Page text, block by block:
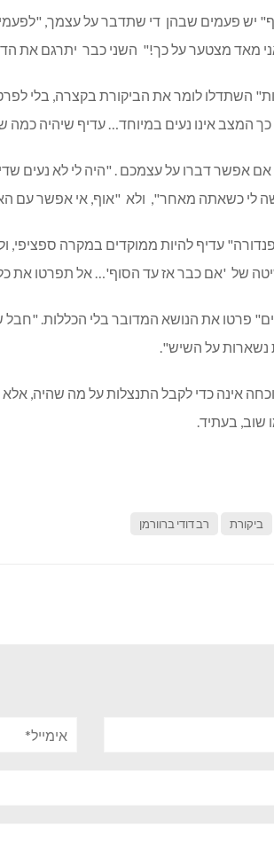
יש פעמים שבהן די שתדבר על עצמך,
מאד מצטער על כך!" השני כבר יתרגם את
השתדלו לומר את הביקורת בקצרה, בלי
המצב אינו נעים במיוחד… עדיף שיהיה כמה
אפשר דברו על עצמכם . "היה לי לא נעים
לי כשאתה מאחר", ולא "אוף, אי אפשר עם
עדיף להיות ממוקדים במקרה ספציפי,
של 'אם כבר אז עד הסוף'… אל תפרטו את
פרטו את הנושא המדובר בלי הכללות.
נשארות על השיש".
אינה כדי לקבל התנצלות על מה שהיה,
שוב, בעתיד.
ביקורת רב דודי ברוורמן